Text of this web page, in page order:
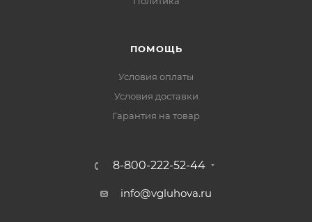
ПОМОЩЬ
Условия оплаты
Условия доставки
Гарантия на товар
8-800-222-52-44
info@vgluhova.ru